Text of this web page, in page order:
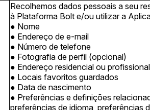
Recolhemos dados pessoais a seu
à Plataforma Bolt e/ou utilizar a
Nome
Endereço de e-mail
Número de telefone
Fotografia de perfil (opcional)
Endereço residencial ou profissional
Locais favoritos guardados
Data de nascimento
Preferências e definições
preferências de idioma, preferências